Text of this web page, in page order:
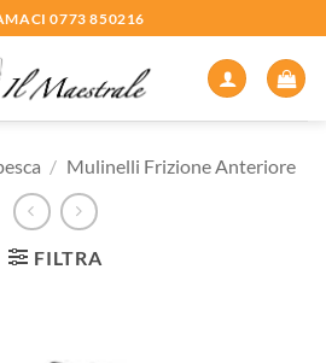
0773 850216
/ Mulinelli Frizione Anteriore
FILTRA